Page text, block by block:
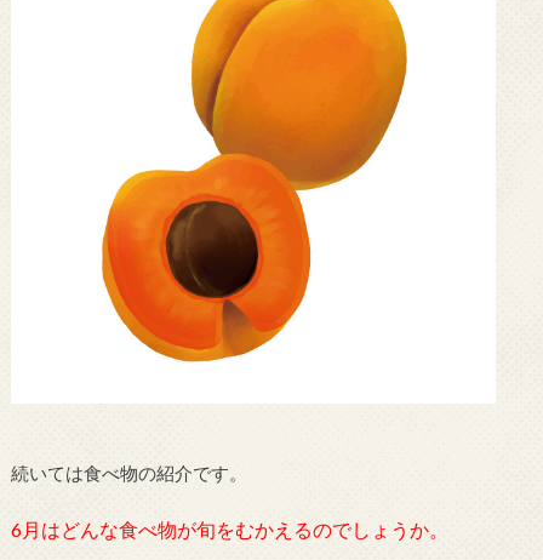
続いては食べ物の紹介です。
6月はどんな食べ物が旬をむかえるのでしょうか。